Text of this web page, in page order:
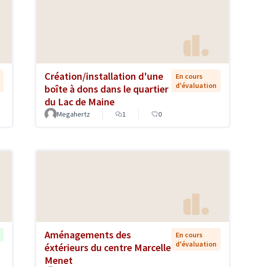
Création/installation d'une
boîte à dons dans le quartier
du Lac de Maine
En cours
d'évaluation
Megahertz 1 0
Aménagements des
éxtérieurs du centre Marcelle
Menet
En cours
d'évaluation